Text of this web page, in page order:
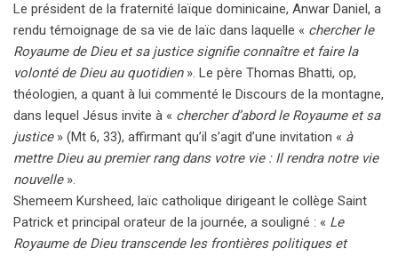
Le président de la fraternité laïque dominicaine, Anwar Daniel, a
rendu témoignage de sa vie de laïc dans laquelle « chercher le
Royaume de Dieu et sa justice signifie connaître et faire la
volonté de Dieu au quotidien». Le père Thomas Bhatti, op,
théologien, a quant à lui commenté le Discours de la montagne,
dans lequel Jésus invite à « chercher d’abord le Royaume et sa
justice» (Mt 6, 33), affirmant qu’il s’agit d’une invitation « à
mettre Dieu au premier rang dans votre vie : Il rendra notre vie
nouvelle».
Shemeem Kursheed, laïc catholique dirigeant le collège Saint
Patrick et principal orateur de la journée, a souligné : « Le
Royaume de Dieu transcende les frontières politiques et